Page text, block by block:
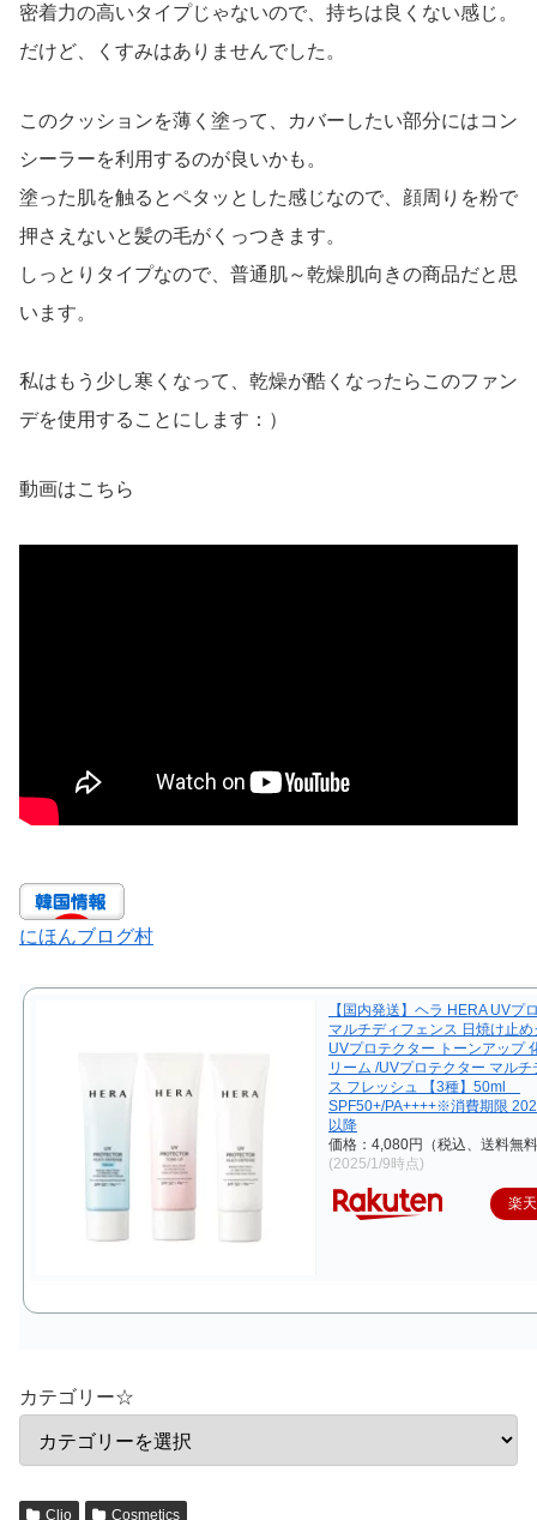
密着力の高いタイプじゃないので、持ちは良くない感じ。
だけど、くすみはありませんでした。
このクッションを薄く塗って、カバーしたい部分にはコン
シーラーを利用するのが良いかも。
塗った肌を触るとペタッとした感じなので、顔周りを粉で
押さえないと髪の毛がくっつきます。
しっとりタイプなので、普通肌～乾燥肌向きの商品だと思
います。
私はもう少し寒くなって、乾燥が酷くなったらこのファン
デを使用することにします：）
動画はこちら
にほんブログ村
【国内発送】ヘラ HERA UVプ
マルチディフェンス 日焼け止め
UVプロテクター トーンアップ
リーム /UVプロテクター マルチ
ス フレッシュ 【3種】50ml
SPF50+/PA++++※消費期限
以降
価格：4,080円（税込、送料無
(2025/1/9時点)
楽
カテゴリー☆
Clio Cosmetics